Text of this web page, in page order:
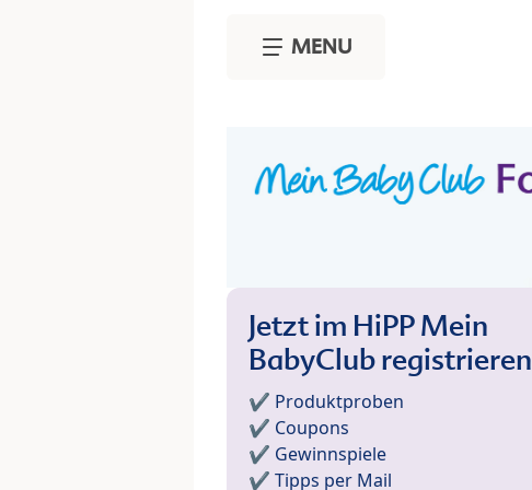
MENU
Jetzt im HiPP Mein
BabyClub registrieren
✔️ Produktproben
✔️ Coupons
✔️ Gewinnspiele
✔️ Tipps per Mail